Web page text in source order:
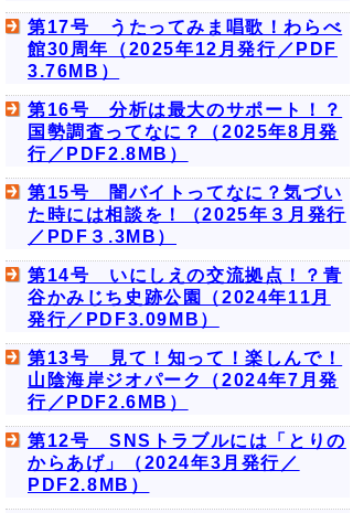
第17号 うたってみま唱歌！わらべ
館30周年（2025年12月発行／PDF
3.76MB）
第16号 分析は最大のサポート！？
国勢調査ってなに？（2025年8月発
行／PDF2.8MB）
第15号 闇バイトってなに？気づい
た時には相談を！（2025年３月発行
／PDF３.3MB）
第14号 いにしえの交流拠点！？青
谷かみじち史跡公園（2024年11月
発行／PDF3.09MB）
第13号 見て！知って！楽しんで！
山陰海岸ジオパーク（2024年7月発
行／PDF2.6MB）
第12号 SNSトラブルには「とりの
からあげ」（2024年3月発行／
PDF2.8MB）